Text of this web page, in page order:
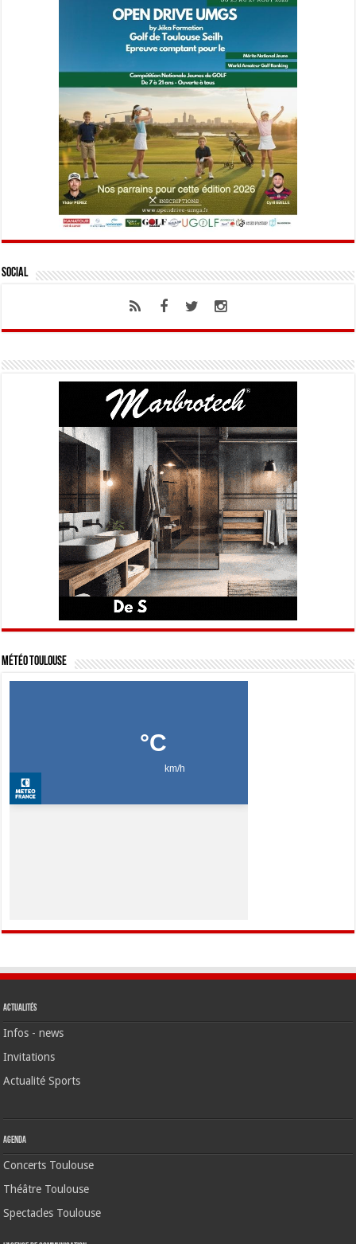
Social
Météo Toulouse
Actualités
Infos - news
Invitations
Actualité Sports
Agenda
Concerts Toulouse
Théâtre Toulouse
Spectacles Toulouse